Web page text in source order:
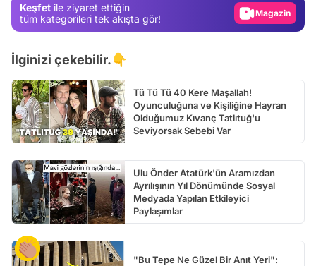
Keşfet ile ziyaret ettiğin
tüm kategorileri tek akışta gör!
Video
İlginizi çekebilir.👇
Tü Tü Tü 40 Kere Maşallah!
Oyunculuğuna ve Kişiliğine Hayran
Olduğumuz Kıvanç Tatlıtuğ'u
Seviyorsak Sebebi Var
Ulu Önder Atatürk'ün Aramızdan
Ayrılışının Yıl Dönümünde Sosyal
Medyada Yapılan Etkileyici
Paylaşımlar
"Bu Tepe Ne Güzel Bir Anıt Yeri":